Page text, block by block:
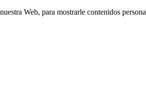
Web, para mostrarle contenidos